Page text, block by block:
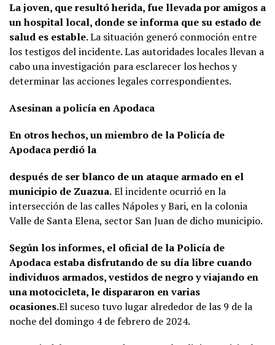
La joven, que resultó herida, fue llevada por amigos a
un hospital local, donde se informa que su estado de
salud es estable.La situación generó conmoción entre
los testigos del incidente. Las autoridades locales llevan a
cabo una investigación para esclarecer los hechos y
determinar las acciones legales correspondientes.
Asesinan a policía en Apodaca
En otros hechos, un miembro de la Policía de
Apodaca perdió la
después de ser blanco de un ataque armado en el
municipio de Zuazua.El incidente ocurrió en la
intersección de las calles Nápoles y Bari, en la colonia
Valle de Santa Elena, sector San Juan de dicho municipio.
Según los informes, el oficial de la Policía de
Apodaca estaba disfrutando de su día libre cuando
individuos armados, vestidos de negro y viajando en
una motocicleta, le dispararon en varias
ocasiones.El suceso tuvo lugar alrededor de las 9 de la
noche del domingo 4 de febrero de 2024.